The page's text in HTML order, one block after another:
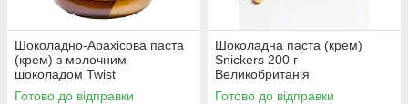
Шоколадно-Арахісова паста
(крем) з молочним
шоколадом Twist
Smoothfields 350 г Іспанія
Готово до відправки
Шоколадна паста (крем)
Snickers 200 г
Великобританія
Готово до відправки